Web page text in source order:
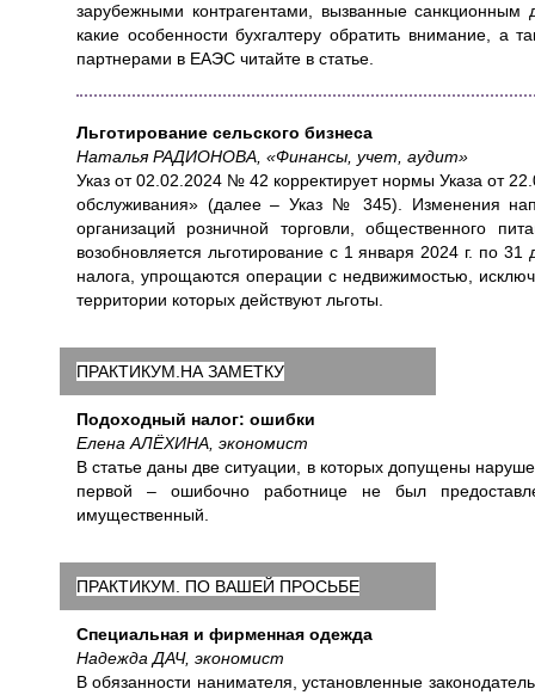
зарубежными контрагентами, вызванные
какие особенности бухгалтеру обратить внимание, а
партнерами в ЕАЭС читайте в статье.
Льготирование сельского бизнеса
Наталья РАДИОНОВА, «Финансы, учет, аудит»
Указ от 02.02.2024 № 42 корректирует нормы Указа от
обслуживания» (далее – Указ № 345). Изменения
организаций розничной торговли, общественного
возобновляется льготирование с 1 января 2024 г. по
налога, упрощаются операции с недвижимостью,
территории которых действуют льготы.
ПРАКТИКУМ.НА ЗАМЕТКУ
Подоходный налог: ошибки
Елена АЛЁХИНА, экономист
В статье даны две ситуации, в которых допущены
первой – ошибочно работнице не был
имущественный.
ПРАКТИКУМ. ПО ВАШЕЙ ПРОСЬБЕ
Специальная и фирменная одежда
Надежда ДАЧ, экономист
В обязанности нанимателя, установленные